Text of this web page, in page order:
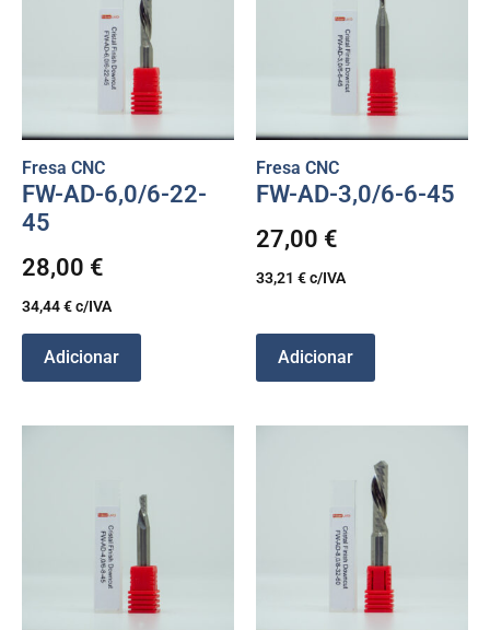
Fresa CNC
FW-AD-6,0/6-22-
45
28,00 €
34,44€c/IVA
Adicionar
Fresa CNC
FW-AD-3,0/6-6-45
27,00 €
33,21 €c/IVA
Adicionar